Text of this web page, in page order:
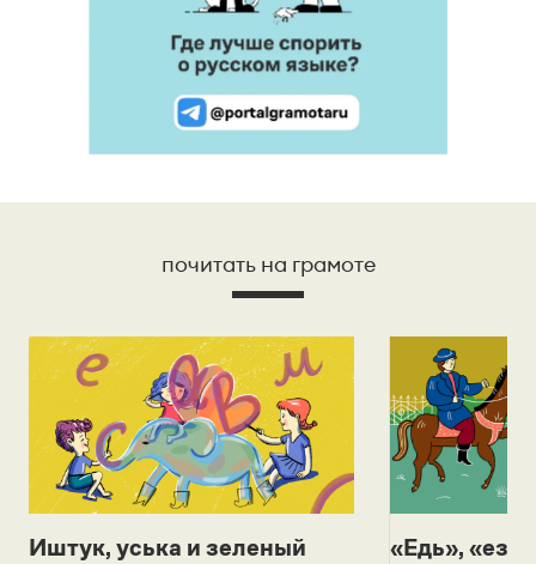
почитать на грамоте
Иштук, уська и зеленый
«Едь»,